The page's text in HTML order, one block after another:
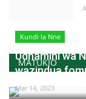
MATUKIO
Kundi la Nne
Udhamini wa
wazindua
Mar 14, 2023